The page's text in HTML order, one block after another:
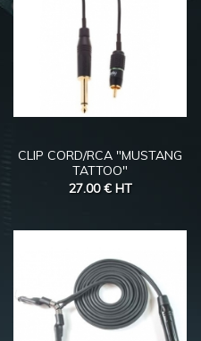
CLIP CORD/RCA "MUSTANG
TATTOO"
27.00 € HT